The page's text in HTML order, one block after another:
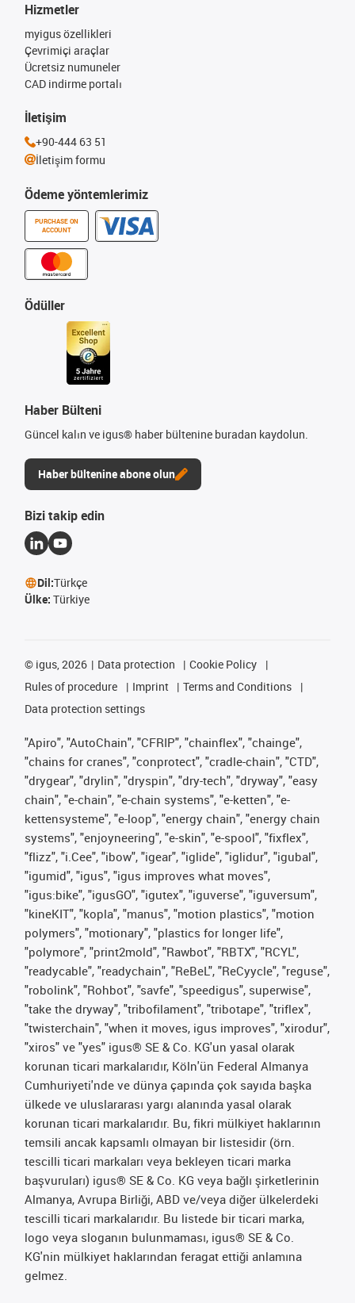
Ödeme yöntemlerimiz
PURCHASE ON
ACCOUNT
Hizmetler
myigus özellikleri
Çevrimiçi araçlar
Ücretsiz numuneler
CAD indirme portalı
Ödüller
Haber Bülteni
Güncel kalın ve igus® haber bültenine buradan kaydolun.
Haber bültenine abone olun
İletişim
+90-444 63 51
İletişim formu
Bizi takip edin
Dil:Türkçe
Ülke: Türkiye
© igus, 2026 Data protection
Cookie Policy
Rules of procedure
Imprint
Terms and Conditions
Data protection settings
"Apiro", "AutoChain", "CFRIP", "chainflex", "chainge",
"chains for cranes", "conprotect", "cradle-chain", "CTD",
"drygear", "drylin", "dryspin", "dry-tech", "dryway", "easy
chain", "e-chain", "e-chain systems", "e-ketten", "e-
kettensysteme", "e-loop", "energy chain", "energy chain
systems", "enjoyneering", "e-skin", "e-spool", "fixflex",
"flizz", "i.Cee", "ibow", "igear", "iglide", "iglidur", "igubal",
"igumid", "igus", "igus improves what moves",
"igus:bike", "igusGO", "igutex", "iguverse", "iguversum",
"kineKIT", "kopla", "manus", "motion plastics", "motion
polymers", "motionary", "plastics for longer life",
"polymore", "print2mold", "Rawbot", "RBTX", "RCYL",
"readycable", "readychain", "ReBeL", "ReCyycle", "reguse",
"robolink", "Rohbot", "savfe", "speedigus", superwise",
"take the dryway", "tribofilament", "tribotape", "triflex",
"twisterchain", "when it moves, igus improves", "xirodur",
"xiros" ve "yes" igus® SE & Co. KG'un yasal olarak
korunan ticari markalarıdır, Köln'ün Federal Almanya
Cumhuriyeti'nde ve dünya çapında çok sayıda başka
ülkede ve uluslararası yargı alanında yasal olarak
korunan ticari markalarıdır. Bu, fikri mülkiyet haklarının
temsili ancak kapsamlı olmayan bir listesidir (örn.
tescilli ticari markaları veya bekleyen ticari marka
başvuruları) igus® SE & Co. KG veya bağlı şirketlerinin
Almanya, Avrupa Birliği, ABD ve/veya diğer ülkelerdeki
tescilli ticari markalarıdır. Bu listede bir ticari marka,
logo veya sloganın bulunmaması, igus® SE & Co.
KG'nin mülkiyet haklarından feragat ettiği anlamına
gelmez.